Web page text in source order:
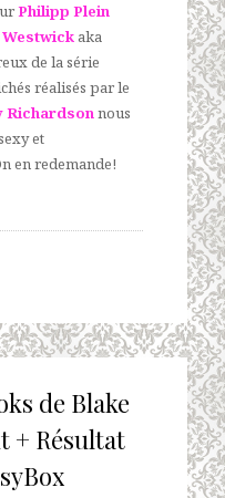
Philipp Plein
Westwick aka
de la série
réalisés par le
Richardsonnous
et
en redemande!
de Blake
+ Résultat